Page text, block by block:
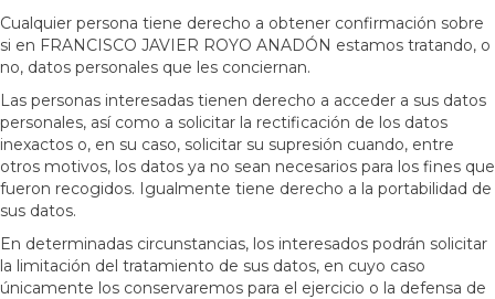
Cualquier persona tiene derecho a obtener confirmación sobre
si en FRANCISCO JAVIER ROYO ANADÓN estamos tratando, o
no, datos personales que les conciernan.
Las personas interesadas tienen derecho a acceder a sus datos
personales, así como a solicitar la rectificación de los datos
inexactos o, en su caso, solicitar su supresión cuando, entre
otros motivos, los datos ya no sean necesarios para los fines que
fueron recogidos. Igualmente tiene derecho a la portabilidad de
sus datos.
En determinadas circunstancias, los interesados podrán solicitar
la limitación del tratamiento de sus datos, en cuyo caso
únicamente los conservaremos para el ejercicio o la defensa de